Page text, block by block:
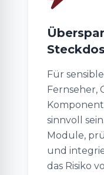
Für
Fernseher,
sinnvoll
Module,
und
das Risiko